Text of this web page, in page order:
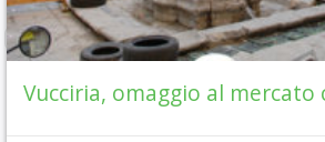
Vucciria, omaggio al mercato